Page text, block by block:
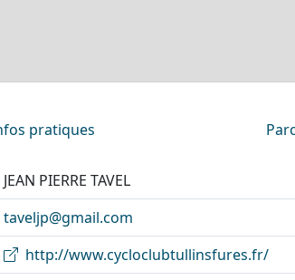
pratiques
JEAN PIERRE TAVEL
taveljp@gmail.com
http://www.cycloclubtullinsfures.fr/